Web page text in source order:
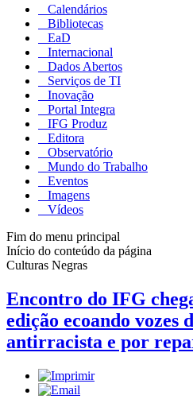
Calendários
Bibliotecas
EaD
Internacional
Dados Abertos
Serviços de TI
Inovação
Portal Integra
IFG Produz
Editora
Observatório
Mundo do Trabalho
Eventos
Imagens
Vídeos
Fim do menu principal
Início do conteúdo da página
Culturas Negras
Encontro do IFG
edição ecoando vozes
antirracista e por